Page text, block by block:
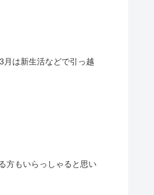
は新生活などで引っ越
方もいらっしゃると思い